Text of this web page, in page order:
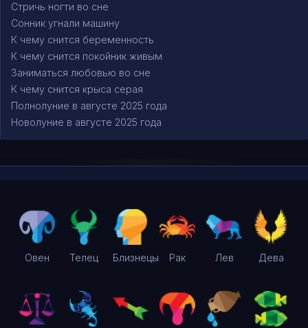
Стричь ногти во сне
Сонник угнали машину
К чему снится беременность
К чему снится покойник живым
Заниматься любовью во сне
К чему снится крыса серая
Полнолуние в августе 2025 года
Новолуние в августе 2025 года
Овен Телец Близнецы Рак Лев Дева